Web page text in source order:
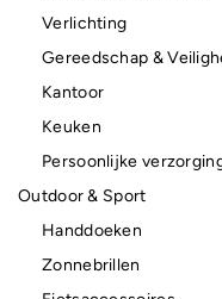
Verlichting
Gereedschap &
Kantoor
Keuken
Persoonlijke
Outdoor & Sport
Handdoeken
Zonnebrillen